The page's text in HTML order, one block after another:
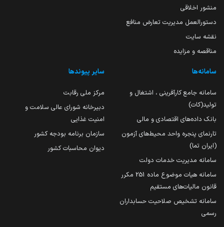
منشور اخلاقی
دستورالعمل مدیریت تعارض منافع
نقشه سایت
مناقصه و مزایده
سامانه‌ها
سامانه جامع کارآفرینی ، اشتغال و
تولید(کات)
بانک داده‌های اقتصادی و مالی
تارنمای پنجره واحد محیط‌های آزمون
(ایران تما)
سامانه مدیریت خدمات دولت
سامانه هیات موضوع ماده 251 مکرر
قانون مالیات‌های مستقیم
سامانه تشخیص صلاحیت حسابداران
رسمی
سایر پیوندها
مرکز ملی رقابت
دبیرخانه شورای عالی سلامت و
امنیت غذایی
سازمان برنامه بودجه کشور
دیوان محاسبات کشور